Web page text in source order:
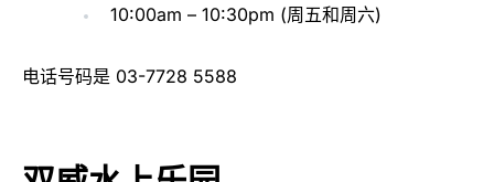
10:00am – 10:30pm (周五和周六)
电话号码是 03-7728 5588